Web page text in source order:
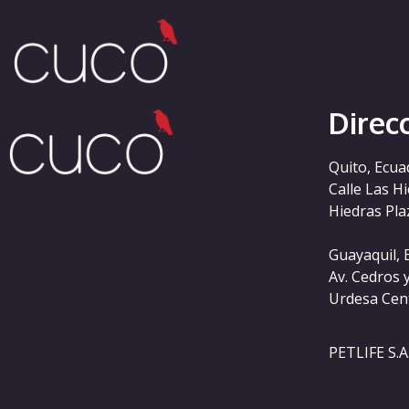
Categoría:
Quito,
Calle Las
Hiedras
Guayaquil,
Av. Cedros
Urdesa
PETLIFE S.A.